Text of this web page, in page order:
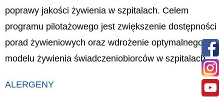
poprawy jakości żywienia w szpitalach. Celem
programu pilotażowego jest zwiększenie dostępności
porad żywieniowych oraz wdrożenie optymalnego
modelu żywienia świadczeniobiorców w szpitalach.
ALERGENY